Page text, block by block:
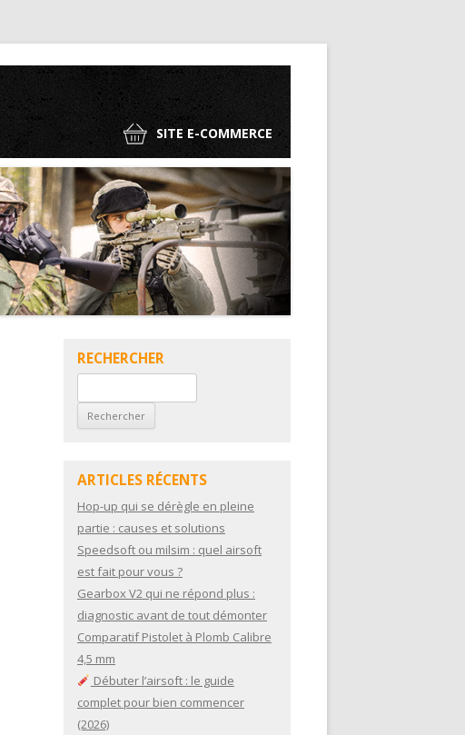
SITE E-COMMERCE
RECHERCHER
ARTICLES RÉCENTS
Hop-up qui se dérègle en pleine
partie : causes et solutions
Speedsoft ou milsim : quel airsoft
est fait pour vous ?
Gearbox V2 qui ne répond plus :
diagnostic avant de tout démonter
Comparatif Pistolet à Plomb Calibre
4,5 mm
Débuter l’airsoft : le guide
complet pour bien commencer
(2026)